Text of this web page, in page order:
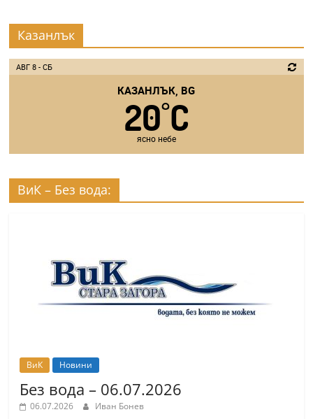
Казанлък
АВГ 8 - СБ
КАЗАНЛЪК, BG
20°C
ясно небе
ВиК – Без вода:
ВиК Новини
Без вода – 06.07.2026
06.07.2026 Иван Бонев